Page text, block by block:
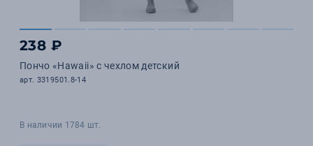
238 ₽
Пончо «Hawaii» c чехлом детский
арт. 3319501.8-14
В наличии 1784 шт.